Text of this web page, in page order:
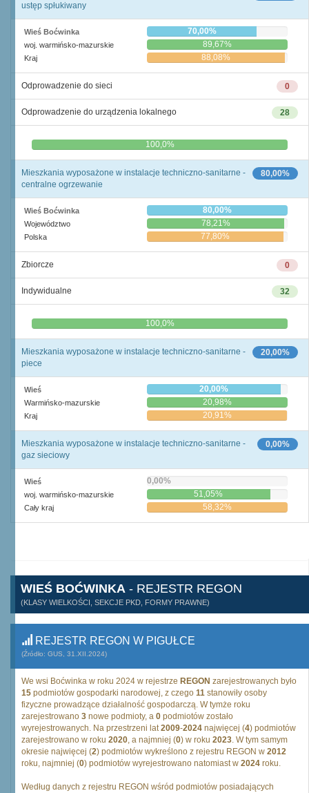
ustęp spłukiwany
Wieś Boćwinka 70,00%
woj. warmińsko-mazurskie 89,67%
Kraj 88,08%
0
Odprowadzenie do sieci
28
Odprowadzenie do urządzenia lokalnego
0,0% 100,0%
80,00%
Mieszkania wyposażone w instalacje techniczno-sanitarne -
centralne ogrzewanie
Wieś Boćwinka 80,00%
Województwo 78,21%
Polska 77,80%
0
Zbiorcze
32
Indywidualne
0,0% 100,0%
20,00%
Mieszkania wyposażone w instalacje techniczno-sanitarne -
piece
Wieś 20,00%
Warmińsko-mazurskie 20,98%
Kraj 20,91%
0,00%
Mieszkania wyposażone w instalacje techniczno-sanitarne -
gaz sieciowy
Wieś 0,00%
woj. warmińsko-mazurskie 51,05%
Cały kraj 58,32%
WIEŚ BOĆWINKA - REJESTR REGON
(KLASY WIELKOŚCI, SEKCJE PKD, FORMY PRAWNE)
REJESTR REGON W PIGUŁCE
(Źródło: GUS, 31.XII.2024)
We wsi Boćwinka w roku 2024 w rejestrze REGON zarejestrowanych było
15 podmiotów gospodarki narodowej, z czego 11 stanowiły osoby
fizyczne prowadzące działalność gospodarczą. W tymże roku
zarejestrowano 3 nowe podmioty, a 0 podmiotów zostało
wyrejestrowanych. Na przestrzeni lat2009-2024 najwięcej (4) podmiotów
zarejestrowano w roku 2020, a najmniej (0) w roku 2023. W tym samym
okresie najwięcej (2) podmiotów wykreślono z rejestru REGON w 2012
roku, najmniej (0) podmiotów wyrejestrowano natomiast w 2024 roku.
Według danych z rejestru REGON wśród podmiotów posiadających